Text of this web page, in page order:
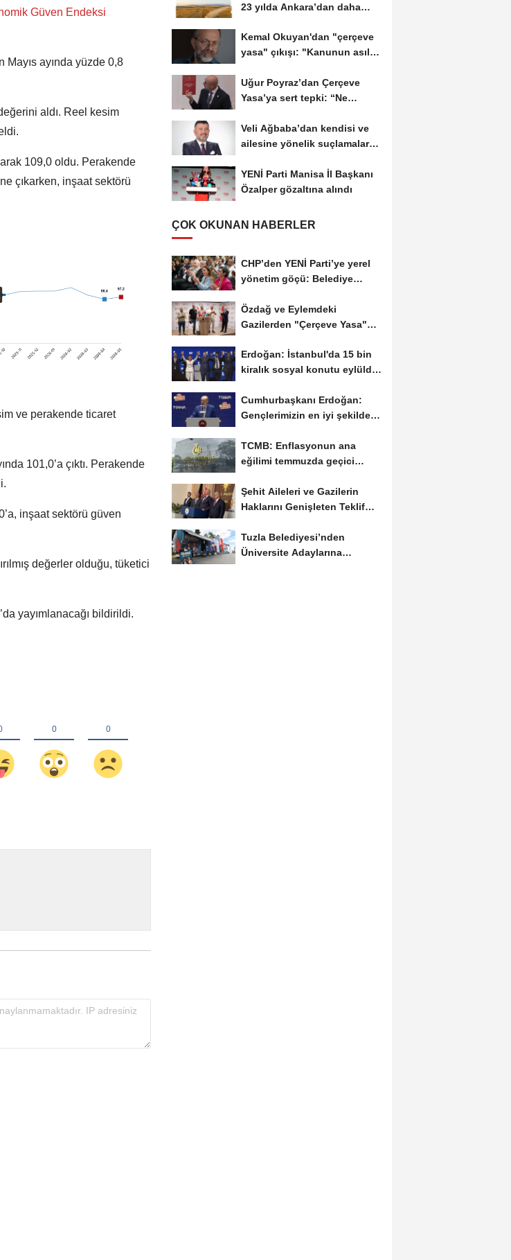
Güven Endeksi
ayında yüzde 0,8
aldı. Reel kesim
109,0 oldu. Perakende
çıkarken, inşaat sektörü
ve perakende ticaret
101,0’a çıktı. Perakende
inşaat sektörü güven
değerler olduğu, tüketici
yayımlanacağı bildirildi.
23 yılda Ankara’dan daha
Kemal Okuyan'dan "çerçeve
yasa" çıkışı: "Kanunun asıl
Uğur Poyraz’dan Çerçeve
Yasa’ya sert tepki: “Ne
Veli Ağbaba’dan kendisi ve
ailesine yönelik suçlamalara
YENİ Parti Manisa İl Başkanı
Özalper gözaltına alındı
ÇOK OKUNAN HABERLER
CHP’den YENİ Parti’ye yerel
yönetim göçü: Belediye
Özdağ ve Eylemdeki
Gazilerden "Çerçeve Yasa"
Erdoğan: İstanbul'da 15 bin
kiralık sosyal konutu eylülde
Cumhurbaşkanı Erdoğan:
Gençlerimizin en iyi şekilde
TCMB: Enflasyonun ana
eğilimi temmuzda geçici
Şehit Aileleri ve Gazilerin
Haklarını Genişleten Teklif
Tuzla Belediyesi’nden
Üniversite Adaylarına